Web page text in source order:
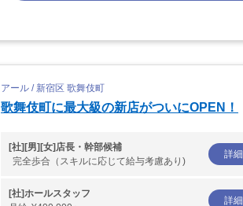
アール / 新宿区 歌舞伎町
歌舞伎町に最大級の新店がついにOPEN！
[社][男][女]店長・幹部候補
完全歩合（スキルに応じて給与考慮あり)
詳細
[社]ホールスタッフ
詳細